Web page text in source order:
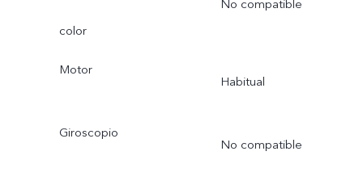
color
No compatible
Motor
Habitual
Giroscopio
No compatible